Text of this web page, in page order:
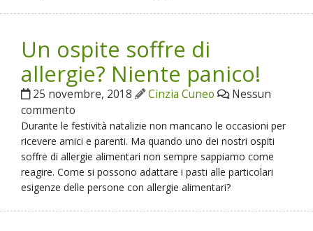
Un ospite soffre di
allergie? Niente panico!
25 novembre, 2018 Cinzia Cuneo
Nessun
commento
Durante le festività natalizie non mancano le occasioni per
ricevere amici e parenti. Ma quando uno dei nostri ospiti
soffre di allergie alimentari non sempre sappiamo come
reagire. Come si possono adattare i pasti alle particolari
esigenze delle persone con allergie alimentari?